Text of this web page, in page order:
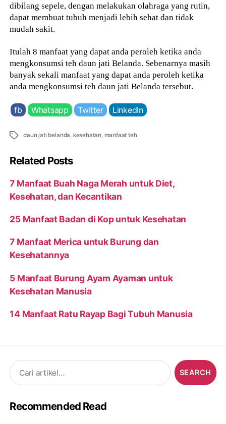
dibilang sepele, dengan melakukan olahraga yang rutin,
dapat membuat tubuh menjadi lebih sehat dan tidak
mudah sakit.
Itulah 8 manfaat yang dapat anda peroleh ketika anda
mengkonsumsi teh daun jati Belanda. Sebenarnya masih
banyak sekali manfaat yang dapat anda peroleh ketika
anda mengkonsumsi teh daun jati Belanda tersebut.
fb Whatsapp Twitter LinkedIn
Tags daun jati belanda, kesehatan, manfaat teh
Related Posts
7 Manfaat Buah Naga Merah untuk Diet,
Kesehatan, dan Kecantikan
25 Manfaat Badan di Kop untuk Kesehatan
7 Manfaat Merica untuk Burung dan
Kesehatannya
5 Manfaat Burung Ayam Ayaman untuk
Kesehatan Manusia
14 Manfaat Ratu Rayap Bagi Tubuh Manusia
Search
for:
Recommended Read